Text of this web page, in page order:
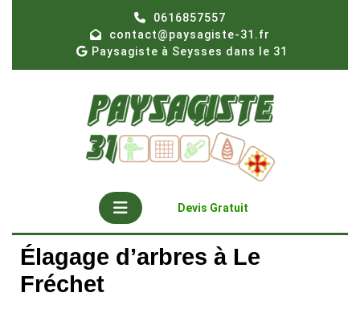
0616857557
contact@paysagiste-31.fr
Paysagiste à Seysses dans le 31
Open
Button
Devis Gratuit
Élagage d’arbres à Le
Fréchet